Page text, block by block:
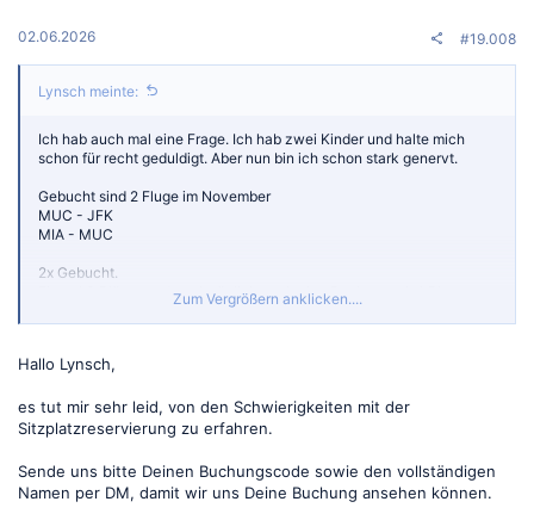
02.06.2026 #19.008
Lynsch meinte:
Ich hab auch mal eine Frage. Ich hab zwei Kinder und halte mich
schon für recht geduldigt. Aber nun bin ich schon stark genervt.
Gebucht sind 2 Fluge im November
MUC - JFK
MIA - MUC
2x Gebucht.
Einmal 3 Plätze und nachträglich noch eine Buchung mit 1 Platz.
Sitzplätze mit Legroom Seats wurden gebucht, gezahlt und
Bestätigung liegt vor. Nun wurden alle Sitzplatzreservierungen
angerufen. Erreicht hab ich bisher dass der Rückflug wieder passt.
Heut hab ich das dritte mal angerufen und war Nummer 75 in der
Warteschlange und hab mach 45min. keine Zeit mehr gehabt zu
warten.
Buchungsbestätigung der Sitzplätze liegt vor. Zahlungsbestätigung
ebenso.
Zum Vergrößern anklicken....
Hallo Lynsch,
es tut mir sehr leid, von den Schwierigkeiten mit der
Sitzplatzreservierung zu erfahren.
Sende uns bitte Deinen Buchungscode sowie den vollständigen
Namen per DM, damit wir uns Deine Buchung ansehen können.